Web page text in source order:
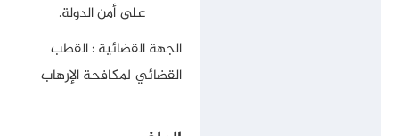
على أمن الدولة.
الجهة القضائية : القطب
القضائي لمكافحة الإرهاب